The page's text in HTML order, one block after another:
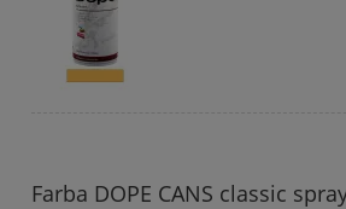
Farba DOPE CANS classic